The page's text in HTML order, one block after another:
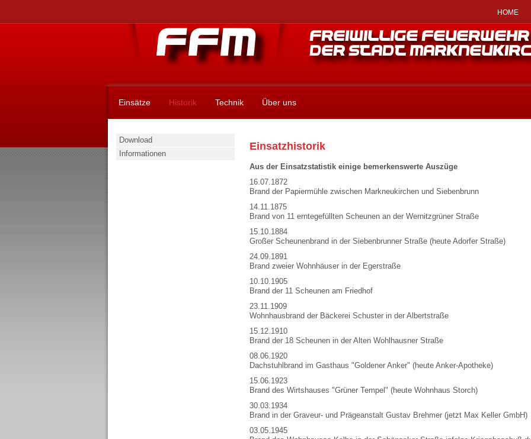
HOME
Einsätze Historik Technik Über uns
Download
Informationen
Einsatzhistorik
Aus der Einsatzstatistik einige bemerkenswerte Auszüge
16.07.1872
Brand der Papiermühle zwischen Markneukirchen und Siebenbrunn
14.11.1875
Brand von 11 erntegefüllten Scheunen an der Wernitzgrüner Straße
15.10.1884
Großer Scheunenbrand in der Siebenbrunner Straße (heute Adorfer Straße)
24.09.1891
Brand zweier Wohnhäuser in der Egerstraße
10.10.1905
Brand der 11 Scheunen am Friedhof
23.11.1909
Wohnhausbrand der Bäckerei Schuster in der Albertstraße
15.12.1910
Brand der 18 Scheunen in der Alten Wohlhausner Straße
08.06.1920
Dachstuhlbrand im Gasthaus "Goldener Anker" (heute Anker-Apotheke)
15.06.1923
Brand des Wirtshauses "Grüner Tempel" (heute Wohnhaus Storch)
30.03.1934
Brand in der Graveur- und Prägeanstalt Gustav Brehmer (jetzt Max Keller GmbH)
03.05.1945